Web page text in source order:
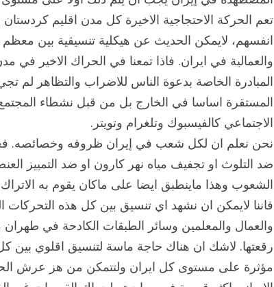
تعم الحركة الاحتجاجية الاخيرة كل مدن اقليم كردستان
انفسهم، لايمكن الحديث عن هيكلية تنسيقية بين
والعمالية في ايران. فاذا تمعنا في الحراك الاخير في
المبادرة الخاصة بدعوة الناس للاضراب والتظاهر لم
المستقرة اساسا في الخارج بل من قبل نشطاء
الاجتماعي كالفيسبوك وتلغرام وتويتر.
نحن نعلم ان لكل شعب في إيران ظروفه وخصائصه.
ضد التلوث او تجفيف مياه نهر كارون او ضد التمييز
الشعوب وهذا ماينطبق ايضا على ماكان يقوم به
فاننا لايمكن ان نشهد اي تنسيق بين كل هذه التحركات
والعمال والمعلمين وسائر الطبقات الكادحة في طهران
رقعتها. لاشك ان هناك حاجة ماسة لتنسيق اقلوي بين
مؤثرة على مستوى كل ايران ولتتمكن من هز عرش